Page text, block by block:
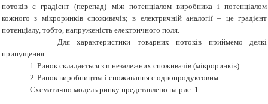
потоків є градієнт (перепад) між потенціалом виробника і потенціалом
кожного з мікроринків споживачів; в електричній аналогії – це градієнт
потенціалу, тобто, напруженість електричного поля.
Для характеристики товарних потоків приймемо деякі
припущення:
1.Ринок складається зn незалежних споживачів (мікроринків).
2.Ринок виробництва і споживання є однопродуктовим.
Схематично модель ринку представлено на рис. 1.